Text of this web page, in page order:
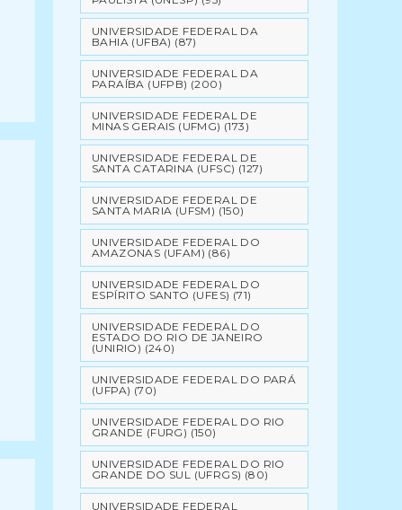
UNIVERSIDADE FEDERAL DA
BAHIA (UFBA) (87)
UNIVERSIDADE FEDERAL DA
PARAÍBA (UFPB) (200)
UNIVERSIDADE FEDERAL DE
MINAS GERAIS (UFMG) (173)
UNIVERSIDADE FEDERAL DE
SANTA CATARINA (UFSC) (127)
UNIVERSIDADE FEDERAL DE
SANTA MARIA (UFSM) (150)
UNIVERSIDADE FEDERAL DO
AMAZONAS (UFAM) (86)
UNIVERSIDADE FEDERAL DO
ESPÍRITO SANTO (UFES) (71)
UNIVERSIDADE FEDERAL DO
ESTADO DO RIO DE JANEIRO
(UNIRIO) (240)
UNIVERSIDADE FEDERAL DO PARÁ
(UFPA) (70)
UNIVERSIDADE FEDERAL DO RIO
GRANDE (FURG) (150)
UNIVERSIDADE FEDERAL DO RIO
GRANDE DO SUL (UFRGS) (80)
UNIVERSIDADE FEDERAL